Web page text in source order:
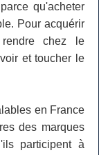
qu'acheter
Pour acquérir
chez le
et toucher le
en France
des marques
participent à